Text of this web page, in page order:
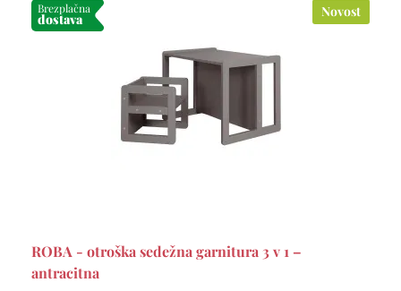
Brezplačna
dostava Novost
ROBA - otroška sedežna garnitura 3 v 1 –
antracitna